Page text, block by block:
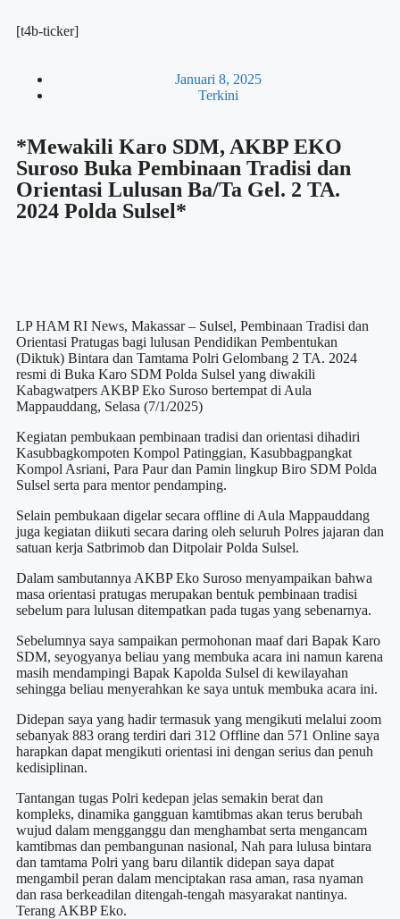
[t4b-ticker]
Januari 8, 2025
Terkini
*Mewakili Karo SDM, AKBP EKO
Suroso Buka Pembinaan Tradisi dan
Orientasi Lulusan Ba/Ta Gel. 2 TA.
2024 Polda Sulsel*
LP HAM RI News, Makassar – Sulsel, Pembinaan Tradisi dan
Orientasi Pratugas bagi lulusan Pendidikan Pembentukan
(Diktuk) Bintara dan Tamtama Polri Gelombang 2 TA. 2024
resmi di Buka Karo SDM Polda Sulsel yang diwakili
Kabagwatpers AKBP Eko Suroso bertempat di Aula
Mappauddang, Selasa (7/1/2025)
Kegiatan pembukaan pembinaan tradisi dan orientasi dihadiri
Kasubbagkompoten Kompol Patinggian, Kasubbagpangkat
Kompol Asriani, Para Paur dan Pamin lingkup Biro SDM Polda
Sulsel serta para mentor pendamping.
Selain pembukaan digelar secara offline di Aula Mappauddang
juga kegiatan diikuti secara daring oleh seluruh Polres jajaran dan
satuan kerja Satbrimob dan Ditpolair Polda Sulsel.
Dalam sambutannya AKBP Eko Suroso menyampaikan bahwa
masa orientasi pratugas merupakan bentuk pembinaan tradisi
sebelum para lulusan ditempatkan pada tugas yang sebenarnya.
Sebelumnya saya sampaikan permohonan maaf dari Bapak Karo
SDM, seyogyanya beliau yang membuka acara ini namun karena
masih mendampingi Bapak Kapolda Sulsel di kewilayahan
sehingga beliau menyerahkan ke saya untuk membuka acara ini.
Didepan saya yang hadir termasuk yang mengikuti melalui zoom
sebanyak 883 orang terdiri dari 312 Offline dan 571 Online saya
harapkan dapat mengikuti orientasi ini dengan serius dan penuh
kedisiplinan.
Tantangan tugas Polri kedepan jelas semakin berat dan
kompleks, dinamika gangguan kamtibmas akan terus berubah
wujud dalam mengganggu dan menghambat serta mengancam
kamtibmas dan pembangunan nasional, Nah para lulusa bintara
dan tamtama Polri yang baru dilantik didepan saya dapat
mengambil peran dalam menciptakan rasa aman, rasa nyaman
dan rasa berkeadilan ditengah-tengah masyarakat nantinya.
Terang AKBP Eko.